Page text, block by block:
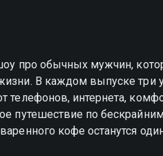
про обычных мужчин,
В каждом выпуске три
телефонов, интернета,
путешествие по
кофе останутся
и деревом.